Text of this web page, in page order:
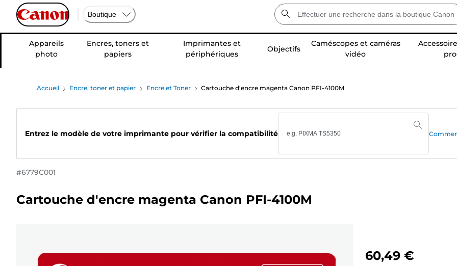
Boutique
Appareils
photo
Encres, toners et
papiers
Imprimantes et
périphériques
Objectifs
Caméscopes et caméras
vidéo
Accueil Encre, toner et papier Encre et Toner Cartouche d'encre magenta Canon PFI-4100M
Entrez le modèle de votre imprimante pour vérifier la compatibilité
#6779C001
Cartouche d'encre magenta Canon PFI-4100M
60,49 €